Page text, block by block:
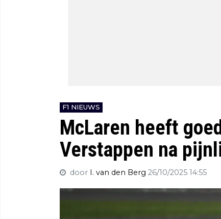
F1 NIEUWS
McLaren heeft
Verstappen na
door I. van den Berg 26/10/2025 14:55